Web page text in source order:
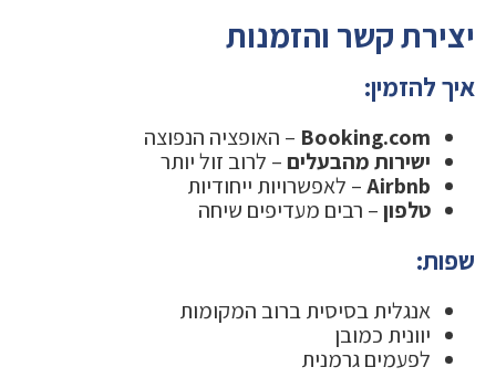
יצירת קשר והזמנות
איך להזמין:
Booking.com – האופציה הנפוצה
ישירות מהבעלים– לרוב זול יותר
Airbnb– לאפשרויות ייחודיות
טלפון– רבים מעדיפים שיחה
שפות:
אנגלית בסיסית ברוב המקומות
יוונית כמובן
לפעמים גרמנית